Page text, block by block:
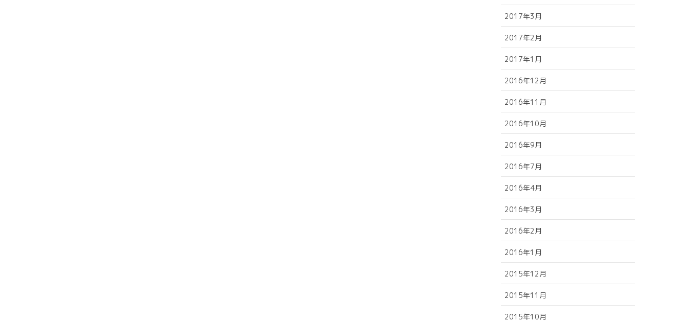
2017年3月
2017年2月
2017年1月
2016年12月
2016年11月
2016年10月
2016年9月
2016年7月
2016年4月
2016年3月
2016年2月
2016年1月
2015年12月
2015年11月
2015年10月